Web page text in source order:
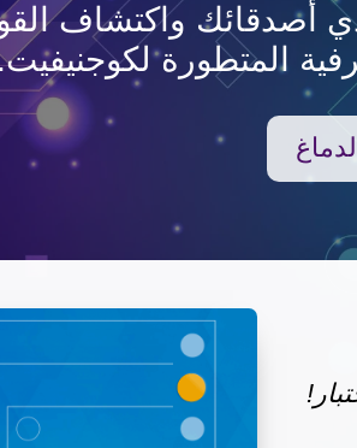
أصدقائك واكتشاف
المتطورة